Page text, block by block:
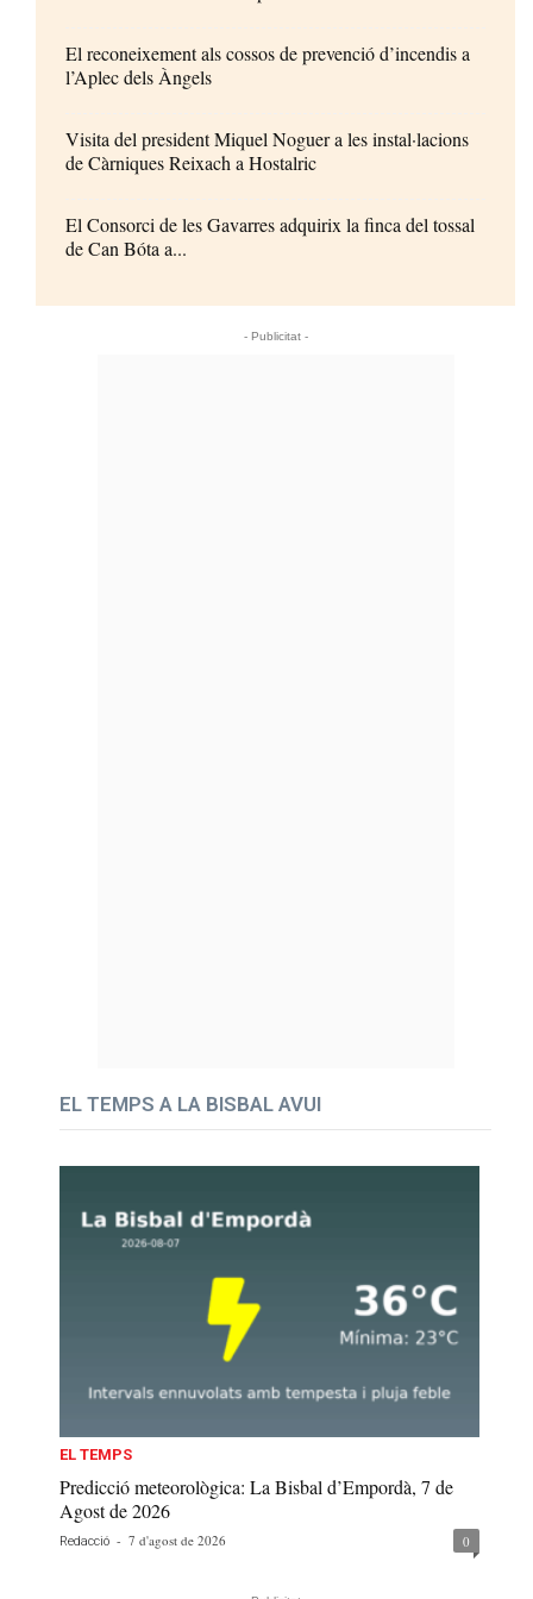
El reconeixement als cossos de prevenció d’incendis a
l’Aplec dels Àngels
Visita del president Miquel Noguer a les instal·lacions
de Càrniques Reixach a Hostalric
El Consorci de les Gavarres adquirix la finca del tossal
de Can Bóta a...
- Publicitat -
EL TEMPS A LA BISBAL AVUI
EL TEMPS
Predicció meteorològica: La Bisbal d’Empordà, 7 de
Agost de 2026
Redacció - 7 d'agost de 2026 0